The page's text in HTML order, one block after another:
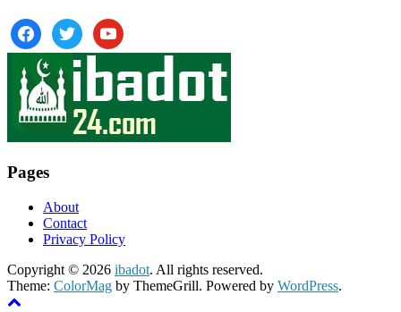
facebooktwitter youtube
Pages
About
Contact
Privacy Policy
Copyright © 2026 ibadot. All rights reserved.
Theme: ColorMag by ThemeGrill. Powered by WordPress.